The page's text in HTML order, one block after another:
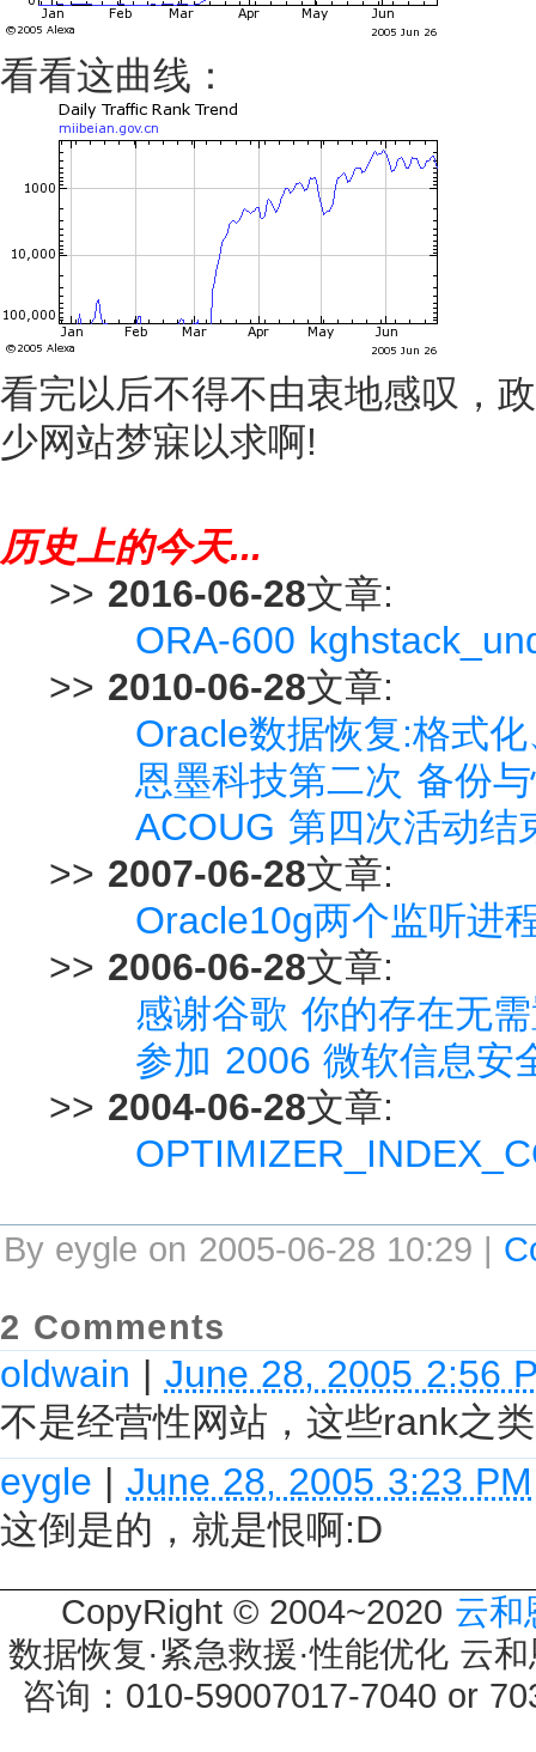
看看这曲线：
看完以后不得不由衷地感叹，
少网站梦寐以求啊!
历史上的今天...
>> 2016-06-28文章:
ORA-600
>> 2010-06-28文章:
Oracle数据恢复:格式
恩墨科技第二次 备份
ACOUG 第四次活动结
>> 2007-06-28文章:
Oracle10g两个监听进
>> 2006-06-28文章:
感谢谷歌 你的存在无
参加 2006 微软信息安
>> 2004-06-28文章:
By eygle on 2005-06-28 10:29 |
2 Comments
oldwain | June 28, 2005 2:56
不是经营性网站，这些rank之
eygle | June 28, 2005 3:23 PM
这倒是的，就是恨啊:D
CopyRight © 2004~2020 云和
数据恢复·紧急救援·性能优化 云
咨询：010-59007017-7040 or